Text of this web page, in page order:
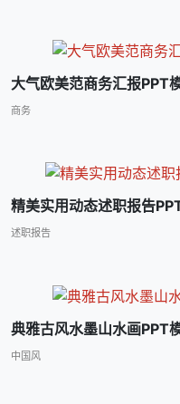
大气欧美范商务汇报PPT
商务
精美实用动态述职报告
述职报告
典雅古风水墨山水画PPT
中国风